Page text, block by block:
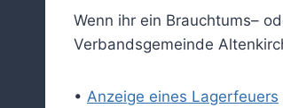
Wenn ihr ein Brauchtums–
Verbandsgemeinde
• Anzeige eines Lagerfeuers